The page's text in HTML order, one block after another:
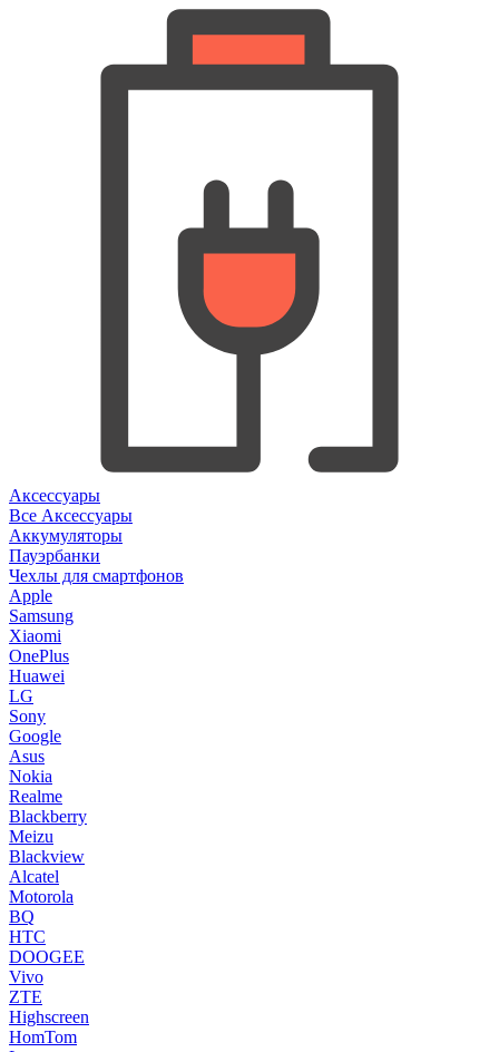
Аксессуары
Все Аксессуары
Аккумуляторы
Пауэрбанки
Чехлы для смартфонов
Apple
Samsung
Xiaomi
OnePlus
Huawei
LG
Sony
Google
Asus
Nokia
Realme
Blackberry
Meizu
Blackview
Alcatel
Motorola
BQ
HTC
DOOGEE
Vivo
ZTE
Highscreen
HomTom